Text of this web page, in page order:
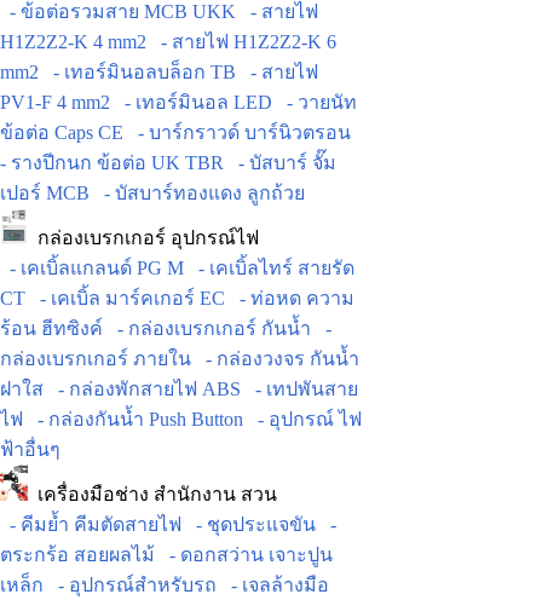
- ข้อต่อรวมสาย MCB UKK
- สายไฟ
H1Z2Z2-K 4 mm2
- สายไฟ H1Z2Z2-K 6
mm2
- เทอร์มินอลบล็อก TB
- สายไฟ
PV1-F 4 mm2
- เทอร์มินอล LED
- วายนัท
ข้อต่อ Caps CE
- บาร์กราวด์ บาร์นิวตรอน
- รางปีกนก ข้อต่อ UK TBR
- บัสบาร์ จั๊ม
เปอร์ MCB
- บัสบาร์ทองแดง ลูกถ้วย
กล่องเบรกเกอร์ อุปกรณ์ไฟ
- เคเบิ้ลแกลนด์ PG M
- เคเบิ้ลไทร์ สายรัด
CT
- เคเบิ้ล มาร์คเกอร์ EC
- ท่อหด ความ
ร้อน ฮีทซิงค์
- กล่องเบรกเกอร์ กันน้ำ
-
กล่องเบรกเกอร์ ภายใน
- กล่องวงจร กันน้ำ
ฝาใส
- กล่องพักสายไฟ ABS
- เทปพันสาย
ไฟ
- กล่องกันน้ำ Push Button
- อุปกรณ์ ไฟ
ฟ้าอื่นๆ
เครื่องมือช่าง สำนักงาน สวน
- คีมย้ำ คีมตัดสายไฟ
- ชุดประแจขัน
-
ตระกร้อ สอยผลไม้
- ดอกสว่าน เจาะปูน
เหล็ก
- อุปกรณ์สำหรับรถ
- เจลล้างมือ